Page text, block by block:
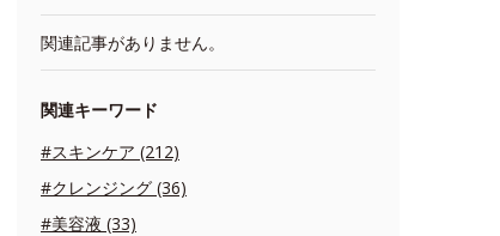
関連記事がありません。
関連キーワード
#スキンケア (212)
#クレンジング (36)
#美容液 (33)